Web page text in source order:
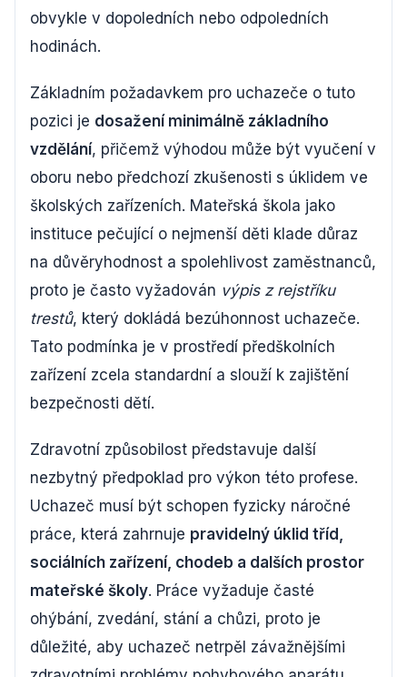
obvykle v dopoledních nebo odpoledních
hodinách.
Základním požadavkem pro uchazeče o tuto
pozici je dosažení minimálně základního
vzdělání, přičemž výhodou může být vyučení v
oboru nebo předchozí zkušenosti s úklidem ve
školských zařízeních. Mateřská škola jako
instituce pečující o nejmenší děti klade důraz
na důvěryhodnost a spolehlivost zaměstnanců,
proto je často vyžadován výpis z rejstříku
trestů, který dokládá bezúhonnost uchazeče.
Tato podmínka je v prostředí předškolních
zařízení zcela standardní a slouží k zajištění
bezpečnosti dětí.
Zdravotní způsobilost představuje další
nezbytný předpoklad pro výkon této profese.
Uchazeč musí být schopen fyzicky náročné
práce, která zahrnuje pravidelný úklid tříd,
sociálních zařízení, chodeb a dalších prostor
mateřské školy. Práce vyžaduje časté
ohýbání, zvedání, stání a chůzi, proto je
důležité, aby uchazeč netrpěl závažnějšími